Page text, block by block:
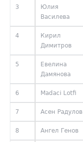
3
Юлия
Василева
4
Кирил
Димитров
5
Евелина
Дамянова
6 Madaci Lotfi
7 Асен Радулов
8 Ангел Генов